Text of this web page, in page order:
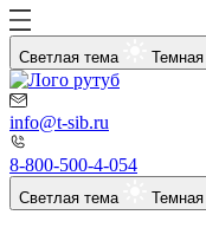
Светлая тема
info@t-sib.ru
8-800-500-4-054
Светлая тема